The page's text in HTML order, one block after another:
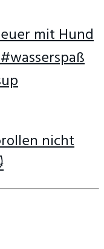
mit Hund
nicht